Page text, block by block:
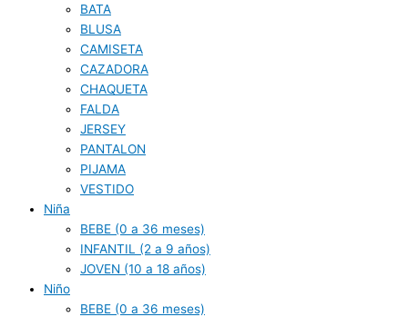
BATA
BLUSA
CAMISETA
CAZADORA
CHAQUETA
FALDA
JERSEY
PANTALON
PIJAMA
VESTIDO
Niña
BEBE (0 a 36 meses)
INFANTIL (2 a 9 años)
JOVEN (10 a 18 años)
Niño
BEBE (0 a 36 meses)